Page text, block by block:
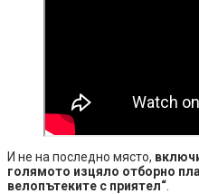
И не на последно място,
голямото изцяло отборно
велопътеките с приятел“